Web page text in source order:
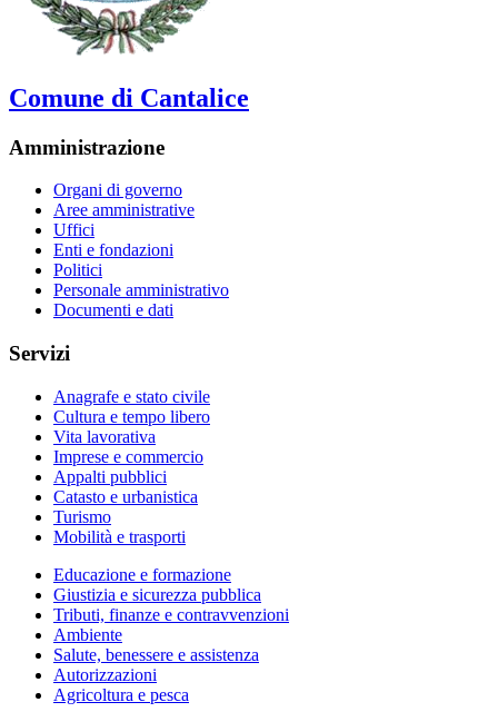
Comune di Cantalice
Amministrazione
Organi di governo
Aree amministrative
Uffici
Enti e fondazioni
Politici
Personale amministrativo
Documenti e dati
Servizi
Anagrafe e stato civile
Cultura e tempo libero
Vita lavorativa
Imprese e commercio
Appalti pubblici
Catasto e urbanistica
Turismo
Mobilità e trasporti
Educazione e formazione
Giustizia e sicurezza pubblica
Tributi, finanze e contravvenzioni
Ambiente
Salute, benessere e assistenza
Autorizzazioni
Agricoltura e pesca